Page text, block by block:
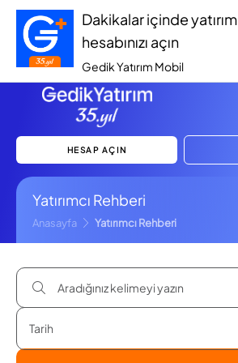
Dakikalar içinde yatırım
hesabınızı açın
Gedik Yatırım Mobil
HESAP AÇIN
Yatırımcı Rehberi
Anasayfa Yatırımcı Rehberi